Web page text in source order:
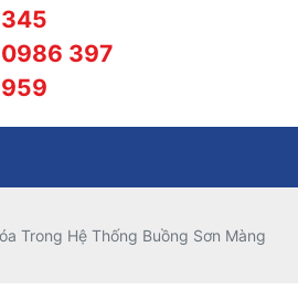
345
0986 397
959
Trong Hệ Thống Buồng Sơn Màng